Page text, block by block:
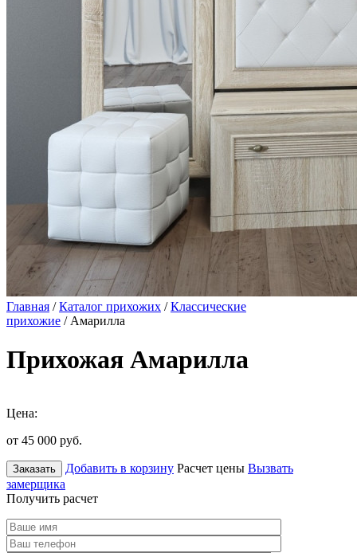
Главная /Каталог прихожих /Классические
прихожие / Амарилла
Прихожая Амарилла
Цена:
от 45 000 руб.
Заказать Добавить в корзину Расчет цены Вызвать
замерщика
Получить расчет